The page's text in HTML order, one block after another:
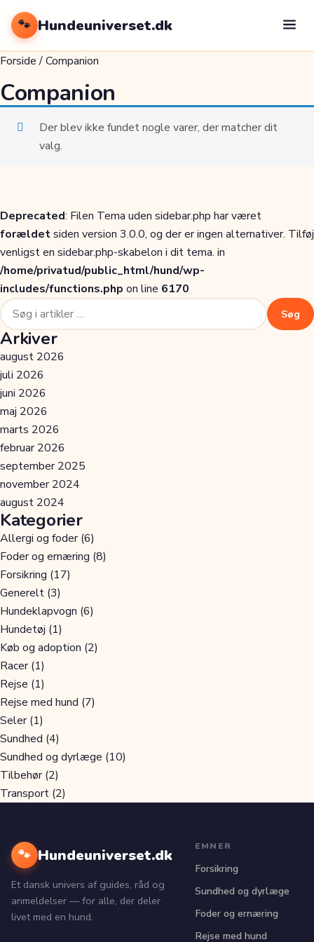
🐾 Hundeuniverset.dk
Forside/ Companion
Companion
Der blev ikke fundet nogle varer, der matcher dit
valg.
Deprecated: Filen Tema uden sidebar.php har været
forældetsiden version 3.0.0, og der er ingen alternativer. Tilføj
venligst en sidebar.php-skabelon i dit tema. in
/home/privatud/public_html/hund/wp-
includes/functions.php on line 6170
Søg
efter:
Søg
Arkiver
august 2026
juli 2026
juni 2026
maj 2026
marts 2026
februar 2026
september 2025
november 2024
august 2024
Kategorier
Allergi og foder(6)
Foder og ernæring (8)
Forsikring (17)
Generelt (3)
Hundeklapvogn (6)
Hundetøj (1)
Køb og adoption (2)
Racer(1)
Rejse (1)
Rejse med hund (7)
Seler(1)
Sundhed (4)
Sundhed og dyrlæge (10)
Tilbehør(2)
Transport (2)
🐾 Hundeuniverset.dk
Et dansk univers af guides, råd og
anmeldelser — for alle, der deler
livet med en hund.
EMNER
Forsikring
Sundhed og dyrlæge
Foder og ernæring
Rejse med hund